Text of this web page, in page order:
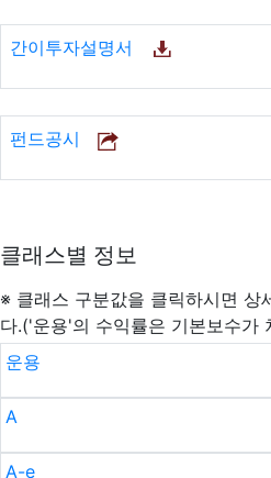
간이투자설명서
펀드공시
클래스별 정보
※ 클래스 구분값을 클릭하시면 상
다.('운용'의 수익률은 기본보수가
운용
A
A-e